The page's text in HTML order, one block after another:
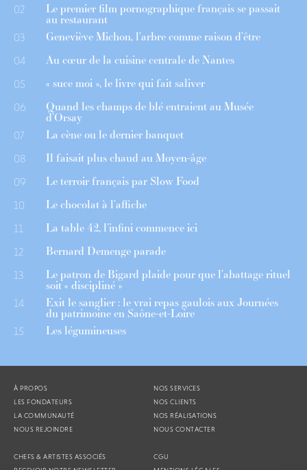
02 Le premier film pornographique français se passait
au restaurant
03 Geneviève Michon, l’arbre comme raison d’être
04 Au cœur de la cuisine centrale de Nantes
05 « suce moi », le livre qui fait saliver
06 Quand les champs de blé entraient au Musée
d’Orsay
07 La cène ou le dernier banquet
08 Il faisait plus chaud au Moyen-âge
09 Le terroir français par Slow Food
10 Le chocolat à l’affiche
11 La table 42, l’infini commence ici
12 Bernard Demenge parade
13 Le patron de Bigard plaide pour que l’abattage rituel
soit « discipliné »
14 Exit le sanglier : le vrai repas gaulois aux Journées
du patrimoine en Saône-et-Loire
15 Les légumineuses
À PROPOS
LES FONDATEURS
LA COMMUNAUTÉ
NOUS REJOINDRE
NOS SERVICES
NOS CLIENTS
NOS RÉALISATIONS
NOUS CONTACTER
CHEFS & ARTISTES ASSOCIÉS
CGU